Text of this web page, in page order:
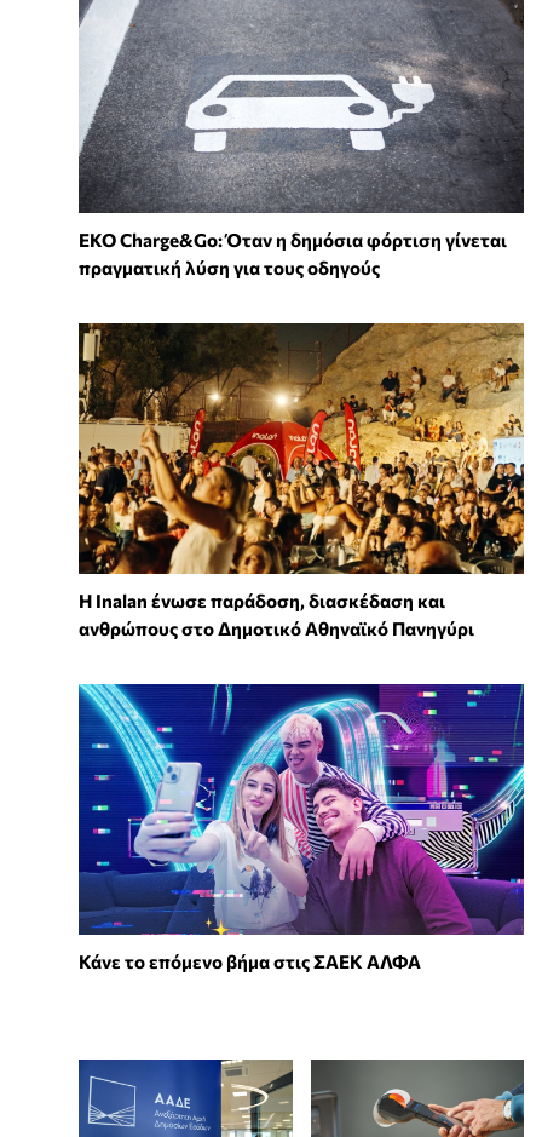
EKO Charge&Go: Όταν η δημόσια φόρτιση γίνεται
πραγματική λύση για τους οδηγούς
Η Inalan ένωσε παράδοση, διασκέδαση και
ανθρώπους στο Δημοτικό Αθηναϊκό Πανηγύρι
Κάνε το επόμενο βήμα στις ΣΑΕΚ ΑΛΦΑ